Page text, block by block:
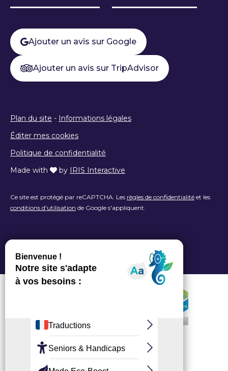
Ajouter un avis sur Google
Ajouter un avis sur TripAdvisor
Plan du site - Informations légales
Éditer mes cookies
Politique de confidentialité
Made with
by IRIS Interactive
Ce site est protégé par reCAPTCHA. Les règles de confidentialité et les
conditions d'utilisation de Google s'appliquent.